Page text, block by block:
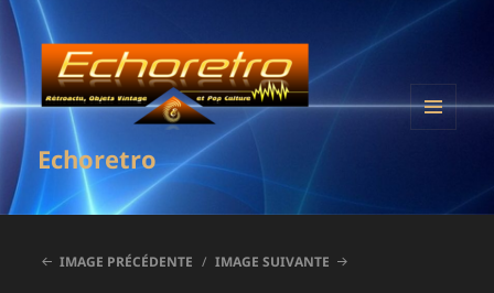
Echoretro
IMAGE PRÉCÉDENTE IMAGE SUIVANTE